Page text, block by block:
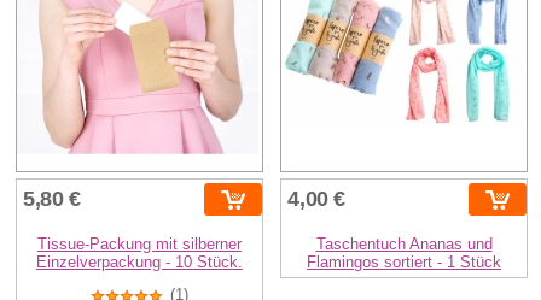
5,80 €
Tissue-Packung mit silberner
Einzelverpackung - 10 Stück.
(1)
4,00 €
Taschentuch Ananas und
Flamingos sortiert - 1 Stück